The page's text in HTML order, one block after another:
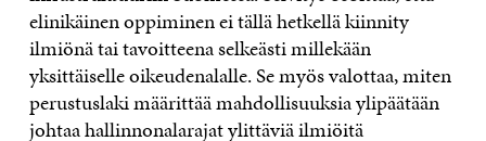
elinikäinen oppiminen ei tällä hetkellä kiinnity
ilmiönä tai tavoitteena selkeästi millekään
yksittäiselle oikeudenalalle. Se myös valottaa, miten
perustuslaki määrittää mahdollisuuksia ylipäätään
johtaa hallinnonalarajat ylittäviä ilmiöitä